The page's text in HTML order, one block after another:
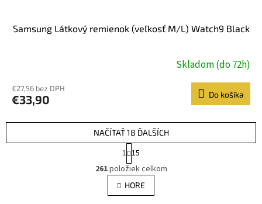
Samsung Látkový remienok (veľkosť M/L) Watch9 Black
Skladom (do 72h)
€27,56 bez DPH
€33,90 Do košíka
O
v
l
á
NAČÍTAŤ 18 ĎALŠÍCH
S
t
r
á
n
k
1 15
261položiek celkom
HORE